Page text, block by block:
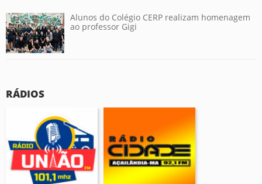
Alunos do Colégio CERP realizam homenagem
ao professor Gigi
RÁDIOS